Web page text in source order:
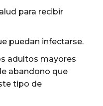
para recibir
puedan infectarse.
adultos mayores
abandono que
tipo de